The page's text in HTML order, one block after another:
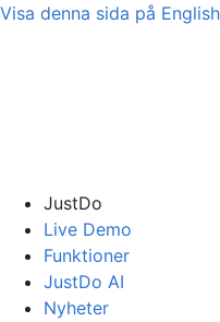
Visa denna sida på English
JustDo
Live Demo
Funktioner
JustDo AI
Nyheter